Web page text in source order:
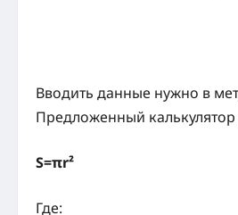
Вводить данные нужно в
Предложенный
S=πr²
Где: